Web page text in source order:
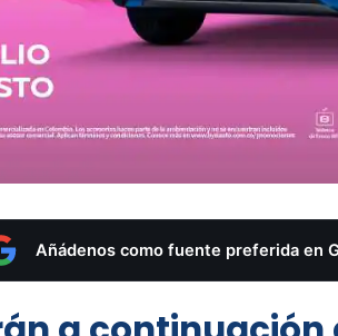
Añádenos como fuente preferida en